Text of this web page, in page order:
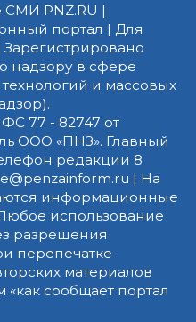
СМИ PNZ.RU |
портал | Для
Зарегистрировано
надзору в сфере
и массовых
77 - 82747 от
ООО «ПНЗ». Главный
редакции 8
| На
информационные
использование
разрешения
перепечатке
материалов
сообщает портал